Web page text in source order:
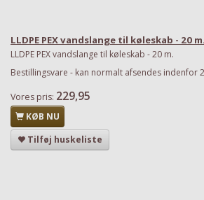
LLDPE PEX vandslange til køleskab - 20 m.
LLDPE PEX vandslange til køleskab - 20 m.
Bestillingsvare - kan normalt afsendes indenfor
Vores pris: 229,95
KØB NU
Tilføj huskeliste